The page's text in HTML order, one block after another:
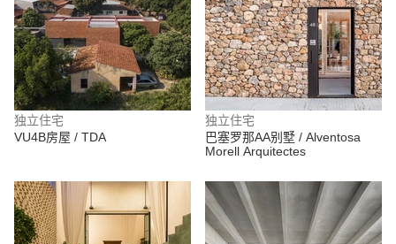
独立住宅
VU4B房屋 / TDA
独立住宅
巴塞罗那AA别墅 / Alventosa
Morell Arquitectes